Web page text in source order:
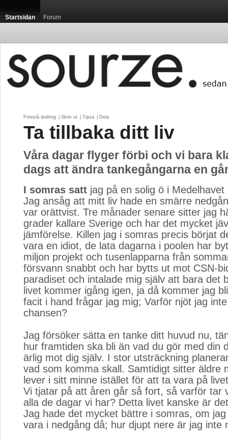
Startsidan Forum
Föreslå ändring Skriv ut Tipsa Dela
Ta tillbaka ditt liv
Våra dagar flyger förbi och vi bara
dags att ändra tankegångarna en
I somras satt jag på en solig ö i Medelhavet
Jag ansåg att mitt liv hade en smärre
var orättvist. Tre månader senare sitter jag
grader kallare Sverige och har det mycket
jämförelse. Killen jag i somras precis börjat
vara en idiot, de lata dagarna i poolen har
miljon projekt och tusenlapparna från
försvann snabbt och har bytts ut mot CSN-
paradiset och intalade mig själv att bara det
livet kommer igång igen, ja då kommer jag
facit i hand frågar jag mig; Varför njöt jag
chansen?
Jag försöker sätta en tanke ditt huvud nu,
hur framtiden ska bli än vad du gör med din
ärlig mot dig själv. I stor utsträckning
vad som komma skall. Samtidigt sitter äldre
lever i sitt minne istället för att ta vara på
Vi tjatar på att åren går så fort, så varför tar
alla de dagar vi har? Detta livet kanske är
Jag hade det mycket bättre i somras, om
vara i nedgång då; hur djupt nere är jag inte